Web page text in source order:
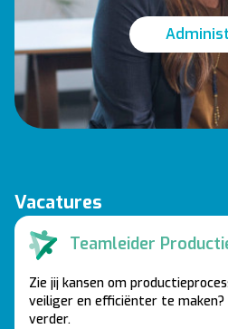
Vacatures
Teamleider
Zie jij kansen om
veiliger en efficiënter te maken?
verder.